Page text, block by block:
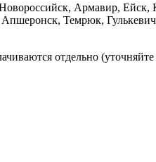
Армавир,
Темрюк,
отдельно (уточняйте